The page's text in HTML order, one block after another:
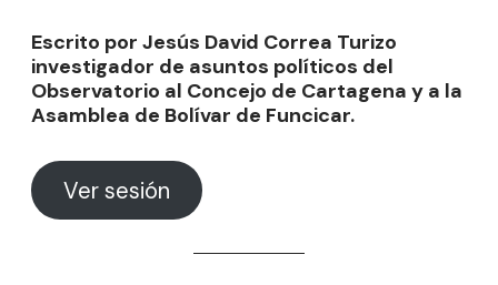
Escrito por Jesús David Correa Turizo
investigador de asuntos políticos del
Observatorio al Concejo de Cartagena y a la
Asamblea de Bolívar de Funcicar.
Ver sesión